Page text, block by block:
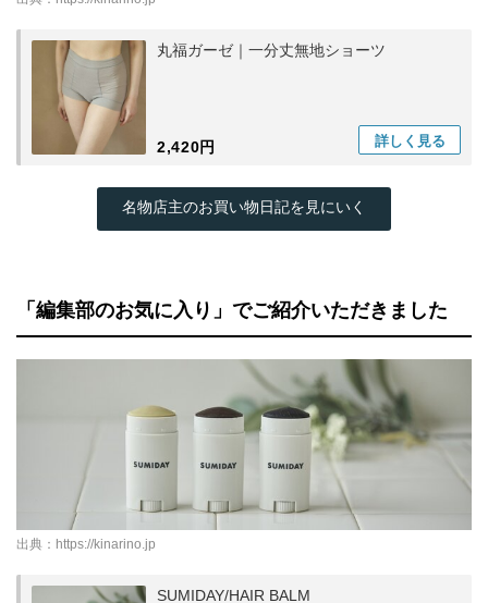
丸福ガーゼ｜一分丈無地ショーツ
2,420円 詳しく 見る
名物店主のお買い物日記を見にいく
「編集部のお気に入り」でご紹介いただきました
出典： https://kinarino.jp
SUMIDAY/HAIR BALM